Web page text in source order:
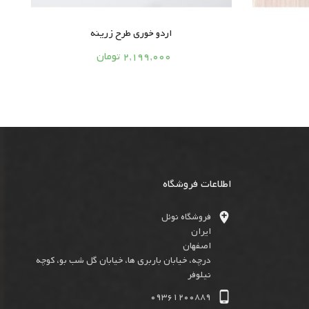
اردو خوری طرح زرینه


2,199,000 تومان
اطلاعات فروشگاه

فروشگاه نوئل
ایران
اصفهان
درچه، خیابان باربری ها، خیابان گل شب بو، کوچه
نیلوفر

09361200889